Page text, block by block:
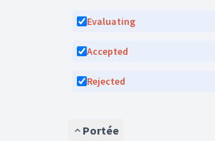
Evaluating
Accepted
Rejected
Portée